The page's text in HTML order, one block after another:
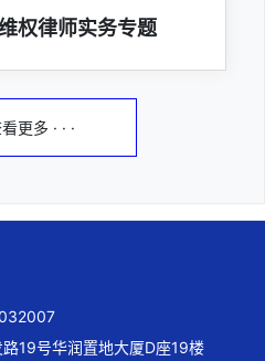
权律师实务专题
看更多 · · ·
19号华润置地大厦D座19楼